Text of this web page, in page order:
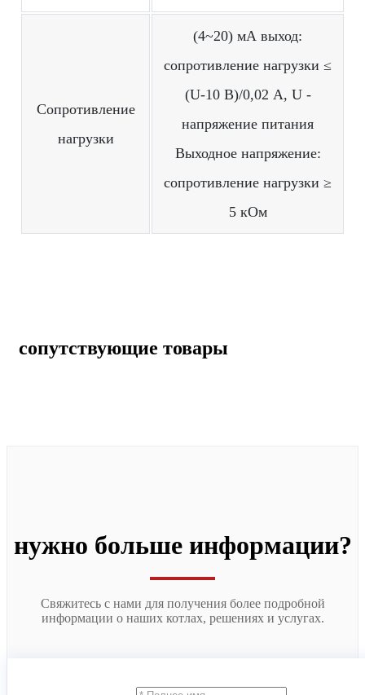
Сопротивление
нагрузки
(4~20) мА выход:
сопротивление нагрузки ≤
(U-10 В)/0,02 А, U -
напряжение питания
Выходное напряжение:
сопротивление нагрузки ≥
5 кОм
сопутствующие товары
нужно больше информации?
Свяжитесь с нами для получения более подробной
информации о наших котлах, решениях и услугах.